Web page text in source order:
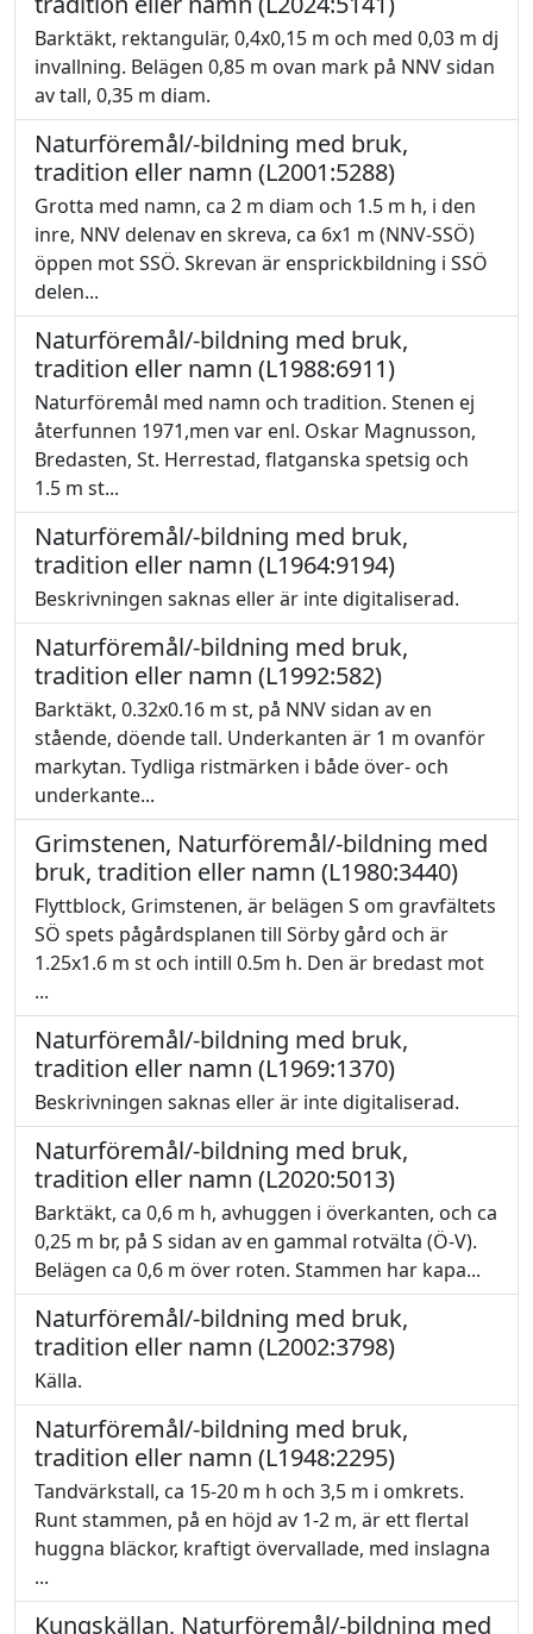
Barktäkt, rektangulär, 0,4x0,15 m och med 0,03 m dj
invallning. Belägen 0,85 m ovan mark på NNV sidan
av tall, 0,35 m diam.
Naturföremål/-bildning med bruk,
tradition eller namn (L2001:5288)
Grotta med namn, ca 2 m diam och 1.5 m h, i den
inre, NNV delenav en skreva, ca 6x1 m (NNV-SSÖ)
öppen mot SSÖ. Skrevan är ensprickbildning i SSÖ
delen...
Naturföremål/-bildning med bruk,
tradition eller namn (L1988:6911)
Naturföremål med namn och tradition. Stenen ej
återfunnen 1971,men var enl. Oskar Magnusson,
Bredasten, St. Herrestad, flatganska spetsig och
1.5 m st...
Naturföremål/-bildning med bruk,
tradition eller namn (L1964:9194)
Beskrivningen saknas eller är inte digitaliserad.
Naturföremål/-bildning med bruk,
tradition eller namn (L1992:582)
Barktäkt, 0.32x0.16 m st, på NNV sidan av en
stående, döende tall. Underkanten är 1 m ovanför
markytan. Tydliga ristmärken i både över- och
underkante...
Grimstenen, Naturföremål/-bildning med
bruk, tradition eller namn (L1980:3440)
Flyttblock, Grimstenen, är belägen S om gravfältets
SÖ spets pågårdsplanen till Sörby gård och är
1.25x1.6 m st och intill 0.5m h. Den är bredast mot
...
Naturföremål/-bildning med bruk,
tradition eller namn (L1969:1370)
Beskrivningen saknas eller är inte digitaliserad.
Naturföremål/-bildning med bruk,
tradition eller namn (L2020:5013)
Barktäkt, ca 0,6 m h, avhuggen i överkanten, och ca
0,25 m br, på S sidan av en gammal rotvälta (Ö-V).
Belägen ca 0,6 m över roten. Stammen har kapa...
Naturföremål/-bildning med bruk,
tradition eller namn (L2002:3798)
Källa.
Naturföremål/-bildning med bruk,
tradition eller namn (L1948:2295)
Tandvärkstall, ca 15-20 m h och 3,5 m i omkrets.
Runt stammen, på en höjd av 1-2 m, är ett flertal
huggna bläckor, kraftigt övervallade, med inslagna
...
Kungskällan, Naturföremål/-bildning med